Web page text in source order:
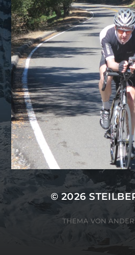
© 2026
THEMA VON